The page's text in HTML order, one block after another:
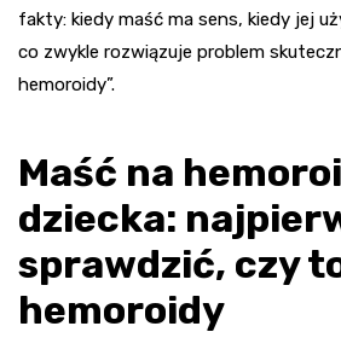
fakty: kiedy maść ma sens, kiedy jej
co zwykle rozwiązuje problem
hemoroidy”.
Maść na
dziecka:
sprawdzić, czy
hemoroidy